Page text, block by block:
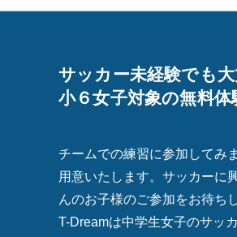
サッカー未経験でも大
小６女子対象の無料体
チームでの練習に参加してみ
用意いたします。サッカーに
んのお子様のご参加をお待ち
T-Dreamは中学生女子のサッ